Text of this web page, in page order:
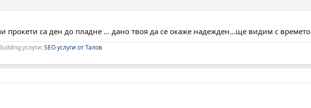
прокети са ден до пладне ... дано твоя да се окаже надежден...ще видим с времето
услуги:SEO услуги от Талов